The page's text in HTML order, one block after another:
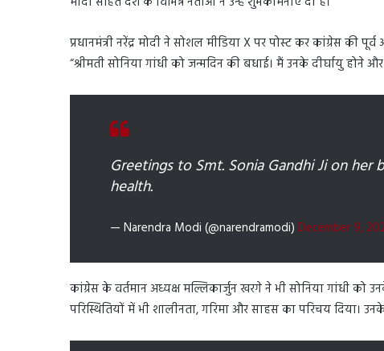
प्रधानमंत्री नरेंद्र मोदी ने सोशल मीडिया X पर पोस्ट कर कांग्रेस की
“श्रीमती सोनिया गांधी को जन्मदिन की बधाई। मैं उनके दीर्घायु होने और
Greetings to Smt. Sonia Gandhi Ji on
health.
— Narendra Modi (@narendramodi) December 9,
कांग्रेस के वर्तमान अध्यक्ष मल्लिकार्जुन खरगे ने भी सोनिया गांधी को
परिस्थितियों में भी शालीनता, गरिमा और साहस का परिचय दिया।